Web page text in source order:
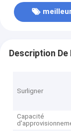
Description De
Surligner
Capacité